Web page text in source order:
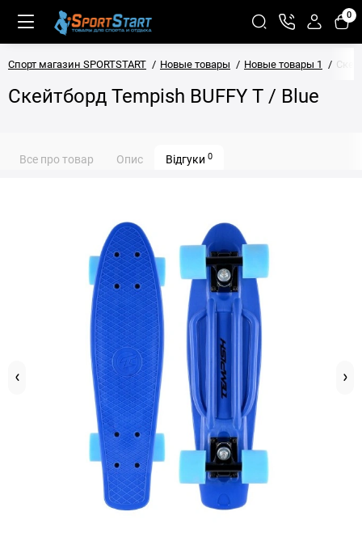
0
Спорт магазин SPORTSTART Новые товары Новые товары 1
Скейтборд Tempish BUFFY T / Blue
Все про товар Опис Відгуки 0